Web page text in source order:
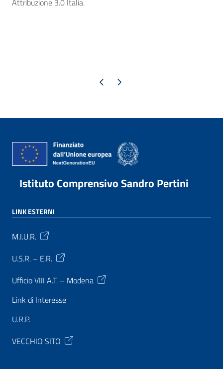
Attribuzione 3.0 Italia.
Pagina precedente
Pagina successiva
Istituto Comprensivo Sandro Pertini
LINK ESTERNI
M.I.U.R.
U.S.R. – E.R.
Ufficio VIII A.T. – Modena
Link di Interesse
U.R.P.
VECCHIO SITO